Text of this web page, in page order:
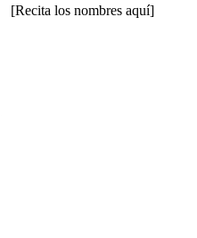
[Recita los nombres aquí]